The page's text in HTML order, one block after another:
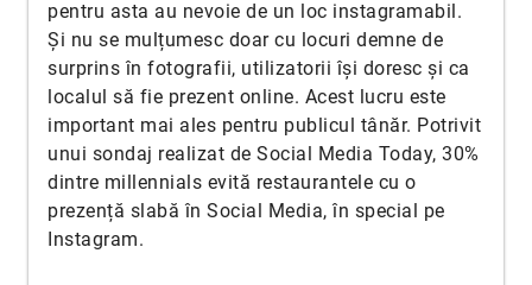
pentru asta au nevoie de un loc instagramabil.
Și nu se mulțumesc doar cu locuri demne de
surprins în fotografii, utilizatorii își doresc și ca
localul să fie prezent online. Acest lucru este
important mai ales pentru publicul tânăr. Potrivit
unui sondaj realizat de Social Media Today, 30%
dintre millennials evită restaurantele cu o
prezență slabă în Social Media, în special pe
Instagram.